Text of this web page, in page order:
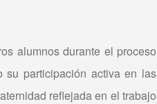
alumnos durante el proceso
su participación activa en las
reflejada en el trabajo